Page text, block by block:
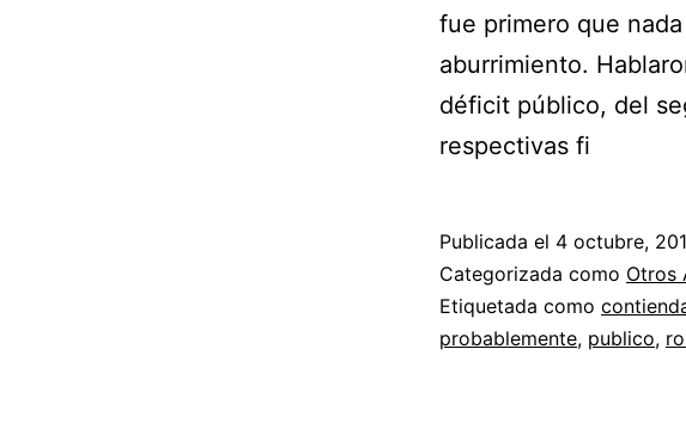
fue primero que
aburrimiento.
déficit público, del
respectivas fi
Publicada el 4 octubre,
Categorizada como Otros
Etiquetada como
probablemente, publico,